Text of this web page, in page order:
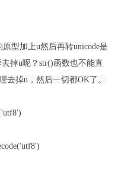
型加上u然后再转unicode是
掉u呢？str()函数也不能直
去掉u，然后一切都OK了。